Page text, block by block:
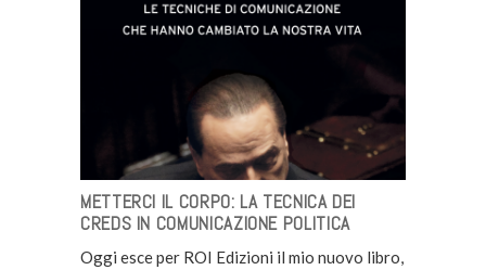
METTERCI IL CORPO: LA TECNICA DEI
CREDS IN COMUNICAZIONE POLITICA
Oggi esce per ROI Edizioni il mio nuovo libro,